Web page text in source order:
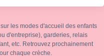
les modes d'accueil des enfants
d'entreprise), garderies, relais
etc. Retrouvez prochainement
chaque crèche.